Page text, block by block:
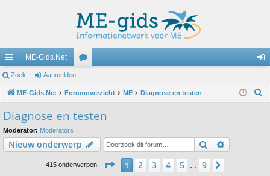
ne
lle
lin
ks
ME-Gids.Net
u m
Zoek Aanmelden
ME-Gids.Net Forumoverzicht ME Diagnose en testen
Diagnose en testen
Moderator: Moderators
Nieuw onderwerp Zoek
415 onderwerpen Pagina van9
1 2 3 4 5 9